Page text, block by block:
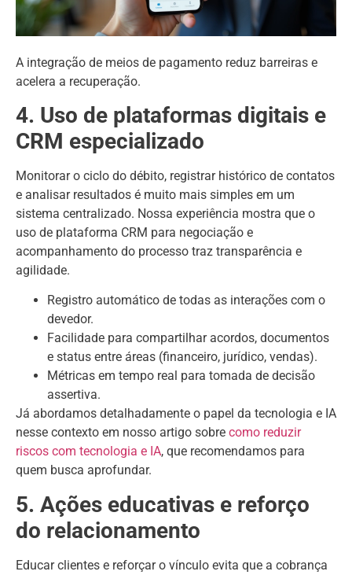
A integração de meios de pagamento reduz barreiras e
acelera a recuperação.
4. Uso de plataformas digitais e
CRM especializado
Monitorar o ciclo do débito, registrar histórico de contatos
e analisar resultados é muito mais simples em um
sistema centralizado. Nossa experiência mostra que o
uso de plataforma CRM para negociação e
acompanhamento do processo traz transparência e
agilidade.
Registro automático de todas as interações com o
devedor.
Facilidade para compartilhar acordos, documentos
e status entre áreas (financeiro, jurídico, vendas).
Métricas em tempo real para tomada de decisão
assertiva.
Já abordamos detalhadamente o papel da tecnologia e IA
nesse contexto em nosso artigo sobre como reduzir
riscos com tecnologia e IA, que recomendamos para
quem busca aprofundar.
5. Ações educativas e reforço
do relacionamento
Educar clientes e reforçar o vínculo evita que a cobrança